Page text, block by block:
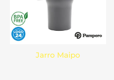
Jarro Maipo